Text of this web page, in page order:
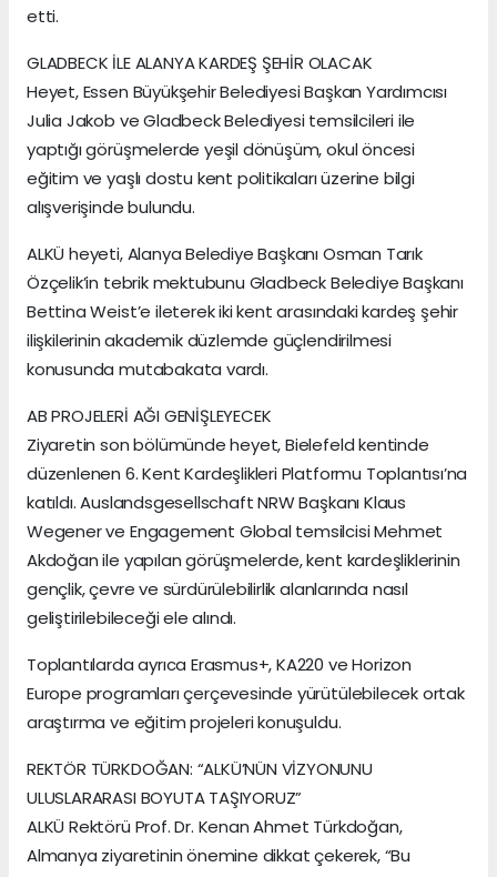
etti.
GLADBECK İLE ALANYA KARDEŞ ŞEHİR OLACAK
Heyet, Essen Büyükşehir Belediyesi Başkan Yardımcısı
Julia Jakob ve Gladbeck Belediyesi temsilcileri ile
yaptığı görüşmelerde yeşil dönüşüm, okul öncesi
eğitim ve yaşlı dostu kent politikaları üzerine bilgi
alışverişinde bulundu.
ALKÜ heyeti, Alanya Belediye Başkanı Osman Tarık
Özçelik’in tebrik mektubunu Gladbeck Belediye Başkanı
Bettina Weist’e ileterek iki kent arasındaki kardeş şehir
ilişkilerinin akademik düzlemde güçlendirilmesi
konusunda mutabakata vardı.
AB PROJELERİ AĞI GENİŞLEYECEK
Ziyaretin son bölümünde heyet, Bielefeld kentinde
düzenlenen 6. Kent Kardeşlikleri Platformu Toplantısı’na
katıldı. Auslandsgesellschaft NRW Başkanı Klaus
Wegener ve Engagement Global temsilcisi Mehmet
Akdoğan ile yapılan görüşmelerde, kent kardeşliklerinin
gençlik, çevre ve sürdürülebilirlik alanlarında nasıl
geliştirilebileceği ele alındı.
Toplantılarda ayrıca Erasmus+, KA220 ve Horizon
Europe programları çerçevesinde yürütülebilecek ortak
araştırma ve eğitim projeleri konuşuldu.
REKTÖR TÜRKDOĞAN: “ALKÜ’NÜN VİZYONUNU
ULUSLARARASI BOYUTA TAŞIYORUZ”
ALKÜ Rektörü Prof. Dr. Kenan Ahmet Türkdoğan,
Almanya ziyaretinin önemine dikkat çekerek, “Bu